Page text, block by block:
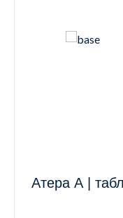
Гінекологія
Атера А |